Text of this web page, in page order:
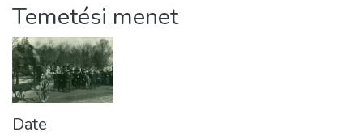
Statistics
About us
Temetési menet
Date